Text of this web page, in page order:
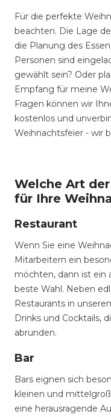
Für die perfekte
beachten. Die Lage
die Planung des
Personen sind
gewählt sein? Oder
Empfang für meine
Fragen können wir
kostenlos und
Weihnachtsfeier - wir
Welche Art
für Ihre
Restaurant
Wenn Sie eine
Mitarbeitern ein
möchten, dann ist ein
beste Wahl. Neben
Restaurants in
Drinks und Cocktails,
abrunden.
Bar
Bars eignen sich
kleinen und
eine herausragende